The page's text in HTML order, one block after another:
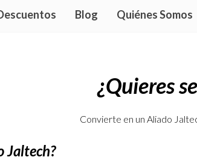
Blog Quiénes Somos
¿Quieres
Convierte en un Aliado
Jaltech?